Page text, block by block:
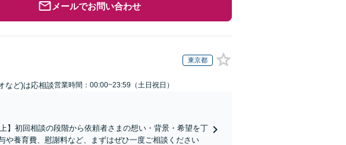
メールでお問い合わせ
東京都
など)は応相談営業時間：00:00~23:59（土日祝日）
】初回相談の段階から依頼者さまの想い・背景・希望を丁
養育費、慰謝料など、まずはぜひ一度ご相談ください